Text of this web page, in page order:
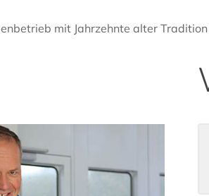
mit Jahrzehnte alter